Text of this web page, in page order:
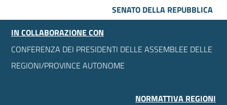
SENATO DELLA REPUBBLICA
IN COLLABORAZIONE CON
CONFERENZA DEI PRESIDENTI DELLE ASSEMBLEE DELLE
REGIONI/PROVINCE AUTONOME
NORMATTIVA REGIONI